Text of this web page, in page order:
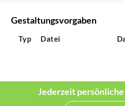
Gestaltungsvorgaben
Typ Datei
Jederzeit